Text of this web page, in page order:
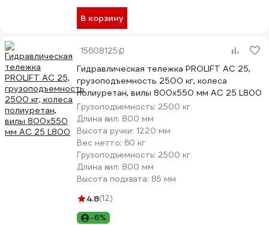
В корзину
15608125
Гидравлическая тележка PROLIFT AC 25,
грузоподъемность 2500 кг, колеса
полиуретан, вилы 800x550 мм AC 25 L800
Грузоподъемность: 2500 кг
Длина вил: 800 мм
Высота ручки: 1220 мм
Вес нетто: 60 кг
Грузоподъемность: 2500 кг
Длина вил: 800 мм
Высота подхвата: 85 мм
4.8(12)
-6%